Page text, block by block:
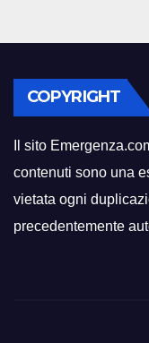
COPYRIGHT
Il sito
contenuti sono una
vietata ogni
precedentemente